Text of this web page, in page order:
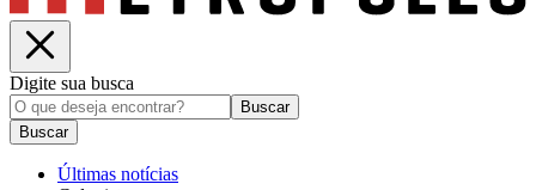
Digite sua busca
Buscar
Buscar
Últimas notícias